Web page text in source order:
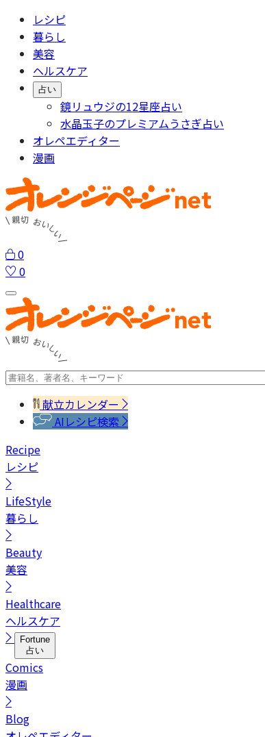
レシピ
暮らし
美容
ヘルスケア
占い
鏡リュウジの12星座占い
水晶玉子のプレミアムうさぎ占い
オレペエディター
漫画
0
0
献立カレンダー
AIレシピ検索
Recipe
レシピ
LifeStyle
暮らし
Beauty
美容
Healthcare
ヘルスケア
Fortune
占い
Comics
漫画
Blog